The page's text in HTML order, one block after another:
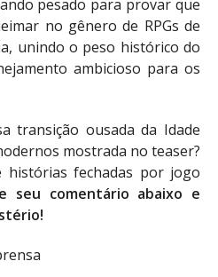
pesado para provar que
no gênero de RPGs de
unindo o peso histórico do
ambicioso para os
transição ousada da Idade
mostrada no teaser?
fechadas por jogo
seu comentário abaixo e